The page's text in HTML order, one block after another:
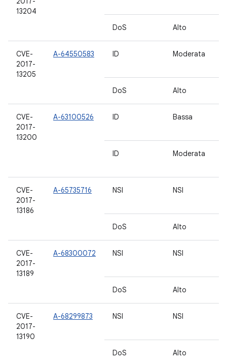
13204
DoS Alto
CVE-
2017-
13205
A-64550583 ID Moderata
DoS Alto
CVE-
2017-
13200
A-63100526 ID Bassa
ID Moderata
CVE-
2017-
13186
A-65735716 NSI NSI
DoS Alto
CVE-
2017-
13189
A-68300072 NSI NSI
DoS Alto
CVE-
2017-
13190
A-68299873 NSI NSI
DoS Alto